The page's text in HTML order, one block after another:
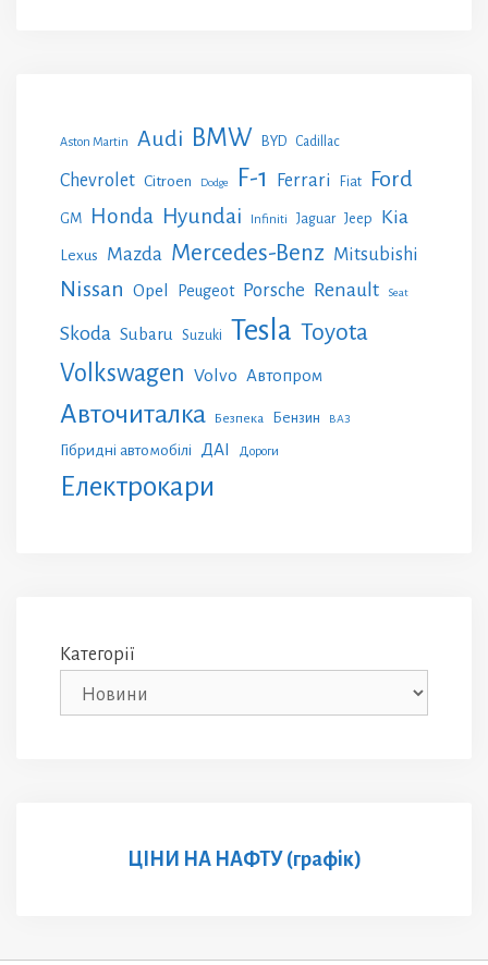
Aston Martin Audi BMW BYD Cadillac
Chevrolet Citroen Dodge F-1 Ferrari Fiat Ford
GM Honda Hyundai Infiniti Jaguar Jeep Kia
Lexus Mazda Mercedes-Benz Mitsubishi
Nissan Opel Peugeot Porsche Renault Seat
Skoda Subaru Suzuki Tesla Toyota
Volkswagen Volvo Автопром
Авточиталка Безпека Бензин ВАЗ
Гібридні автомобілі ДАІ Дороги
Електрокари
Категорії
ЦІНИ НА НАФТУ (графік)